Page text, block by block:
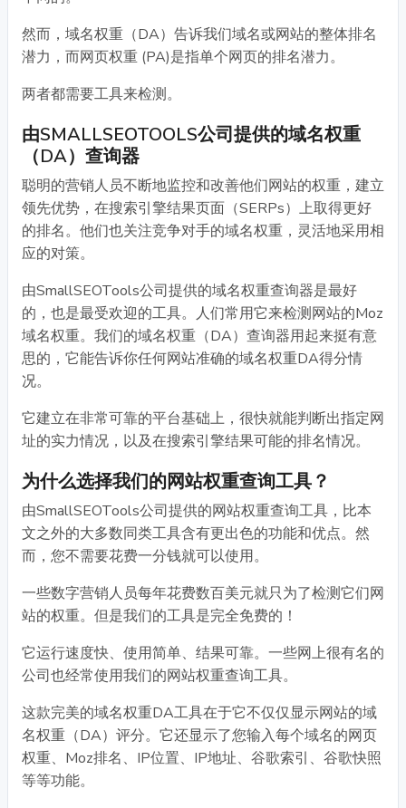
然而，域名权重（DA）告诉我们域名或网站的整体排名
潜力，而网页权重 (PA)是指单个网页的排名潜力。
两者都需要工具来检测。
由SMALLSEOTOOLS公司提供的域名权重
（DA）查询器
聪明的营销人员不断地监控和改善他们网站的权重，建立
领先优势，在搜索引擎结果页面（SERPs）上取得更好
的排名。他们也关注竞争对手的域名权重，灵活地采用相
应的对策。
由SmallSEOTools公司提供的域名权重查询器是最好
的，也是最受欢迎的工具。人们常用它来检测网站的Moz
域名权重。我们的域名权重（DA）查询器用起来挺有意
思的，它能告诉你任何网站准确的域名权重DA得分情
况。
它建立在非常可靠的平台基础上，很快就能判断出指定网
址的实力情况，以及在搜索引擎结果可能的排名情况。
为什么选择我们的网站权重查询工具？
由SmallSEOTools公司提供的网站权重查询工具，比本
文之外的大多数同类工具含有更出色的功能和优点。然
而，您不需要花费一分钱就可以使用。
一些数字营销人员每年花费数百美元就只为了检测它们网
站的权重。但是我们的工具是完全免费的！
它运行速度快、使用简单、结果可靠。一些网上很有名的
公司也经常使用我们的网站权重查询工具。
这款完美的域名权重DA工具在于它不仅仅显示网站的域
名权重（DA）评分。它还显示了您输入每个域名的网页
权重、Moz排名、IP位置、IP地址、谷歌索引、谷歌快照
等等功能。